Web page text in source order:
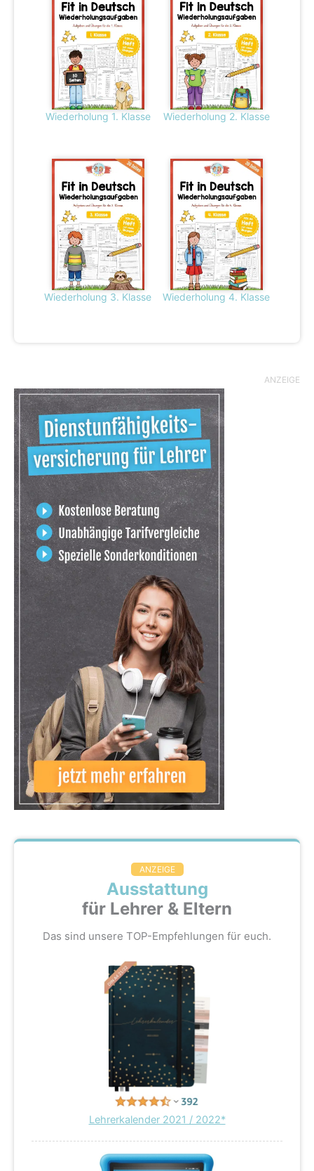
Wiederholung 1. Klasse Wiederholung 2. Klasse
Wiederholung 3. Klasse Wiederholung 4. Klasse
ANZEIGE
ANZEIGE
Ausstattung
für Lehrer & Eltern
Das sind unsere TOP-Empfehlungen für euch.
Lehrerkalender 2021 / 2022*